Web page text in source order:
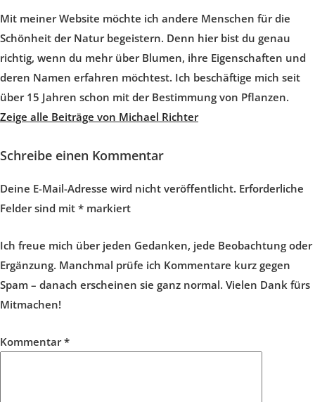
Mit meiner Website möchte ich andere Menschen für die
Schönheit der Natur begeistern. Denn hier bist du genau
richtig, wenn du mehr über Blumen, ihre Eigenschaften und
deren Namen erfahren möchtest. Ich beschäftige mich seit
über 15 Jahren schon mit der Bestimmung von Pflanzen.
Zeige alle Beiträge von Michael Richter
Schreibe einen Kommentar
Deine E-Mail-Adresse wird nicht veröffentlicht. Erforderliche
Felder sind mit * markiert
Ich freue mich über jeden Gedanken, jede Beobachtung oder
Ergänzung. Manchmal prüfe ich Kommentare kurz gegen
Spam – danach erscheinen sie ganz normal. Vielen Dank fürs
Mitmachen!
Kommentar*